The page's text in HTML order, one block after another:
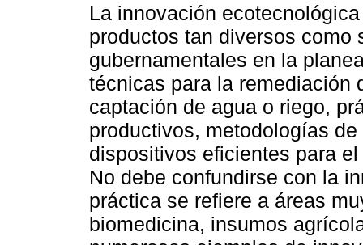
La innovación
productos tan diversos como
gubernamentales en la
técnicas para la remediación
captación de agua o riego,
productivos, metodologías
dispositivos eficientes para
No debe confundirse con la
práctica se refiere a áreas
biomedicina, insumos